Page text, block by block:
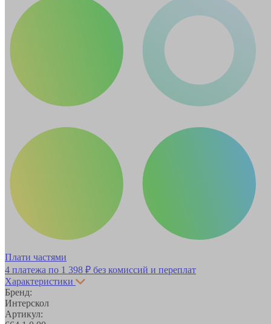
Плати частями
4 платежа по 1 398 ₽ без комиссий и переплат
Характеристики
Бренд:
Интерскол
Артикул: